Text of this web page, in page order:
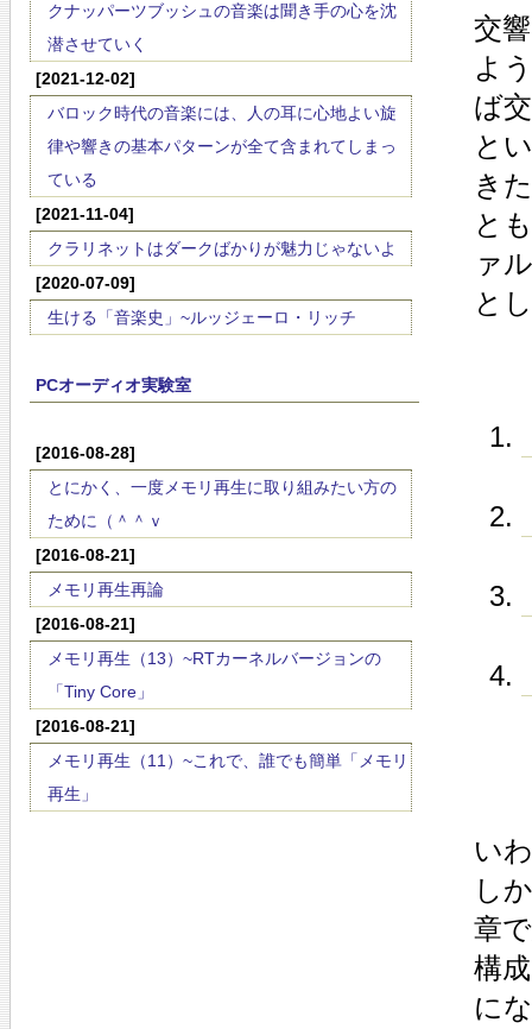
クナッパーツブッシュの音楽は聞き手の心を沈
潜させていく
[2021-12-02]
バロック時代の音楽には、人の耳に心地よい旋
律や響きの基本パターンが全て含まれてしまっ
ている
[2021-11-04]
クラリネットはダークばかりが魅力じゃないよ
[2020-07-09]
生ける「音楽史」~ルッジェーロ・リッチ
PCオーディオ実験室
[2016-08-28]
とにかく、一度メモリ再生に取り組みたい方の
ために（＾＾ｖ
[2016-08-21]
メモリ再生再論
[2016-08-21]
メモリ再生（13）~RTカーネルバージョンの
「Tiny Core」
[2016-08-21]
メモリ再生（11）~これで、誰でも簡単「メモリ
再生」
交
よ
ば
と
き
と
ァ
と
い
し
章
構
に